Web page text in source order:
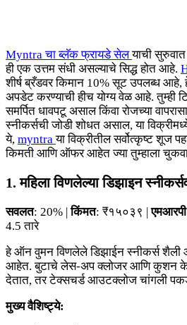
Myntra चा ब्लॅक फ्रायडे सेलयाची
ही एक उत्तम संधी असल्याचे सिद्ध होत आहे.
शीर्ष ब्रँडवर किमान 10% सूट उपलब्ध
अपडेट करण्याची हीच योग्य वेळ आहे. तुम्ही
समर्पित धावपटू असाल किंवा रोजच्या
स्नीकर्सची जोडी शोधत असाल, या
ये, myntraया विक्रीतील सर्वोत्कृष्ट शूज
किमती आणि ऑफर आहेत ज्या तुम्हाला
1. महिला विणलेल्या डिझाइन
सवलत: 20% |किंमत: ₹१५०३९ |एमआरपी
4.5 तारे
हे ऑन वुमन विणलेले डिझाईन स्नीकर्स शैली
आहेत. बुटाचे लेस-अप क्लोजर आणि कुशन
देतात, तर टेक्सचर्ड आउटक्लोज चांगली
मुख्य वैशिष्ट्ये: